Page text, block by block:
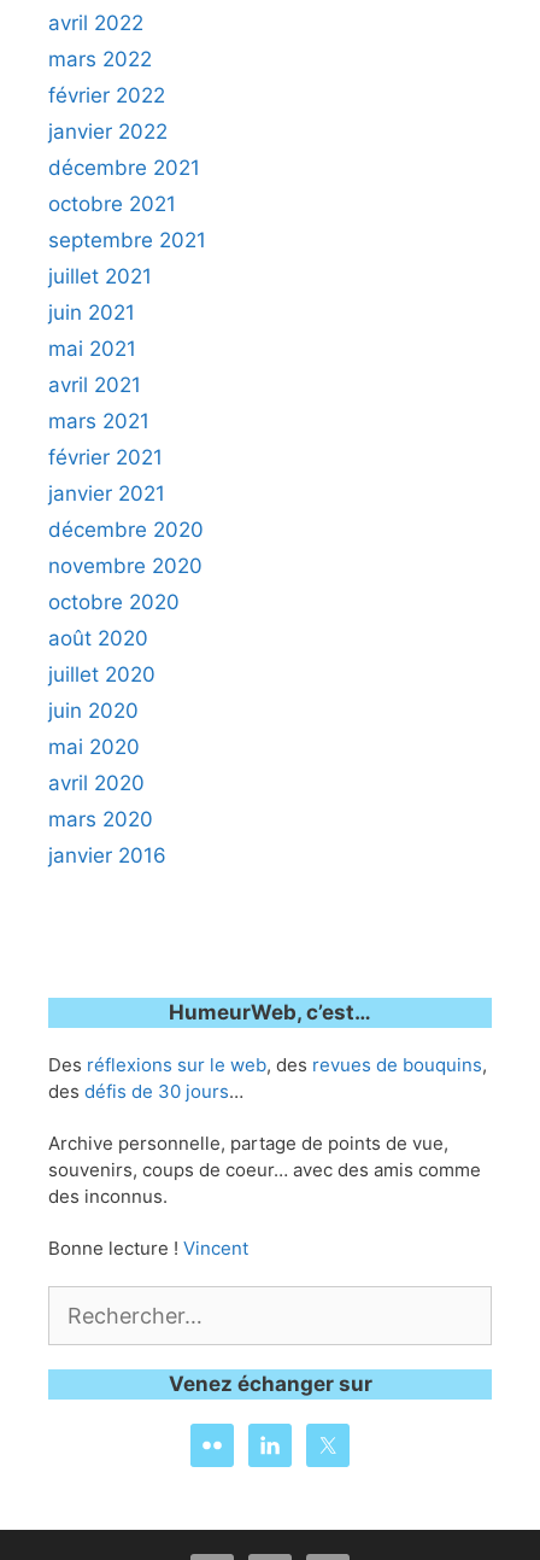
avril 2022
mars 2022
février 2022
janvier 2022
décembre 2021
octobre 2021
septembre 2021
juillet 2021
juin 2021
mai 2021
avril 2021
mars 2021
février 2021
janvier 2021
décembre 2020
novembre 2020
octobre 2020
août 2020
juillet 2020
juin 2020
mai 2020
avril 2020
mars 2020
janvier 2016
HumeurWeb, c’est…
Des réflexions sur le web, des revues de bouquins,
des défis de 30 jours…
Archive personnelle, partage de points de vue,
souvenirs, coups de coeur… avec des amis comme
des inconnus.
Bonne lecture ! Vincent
Venez échanger sur